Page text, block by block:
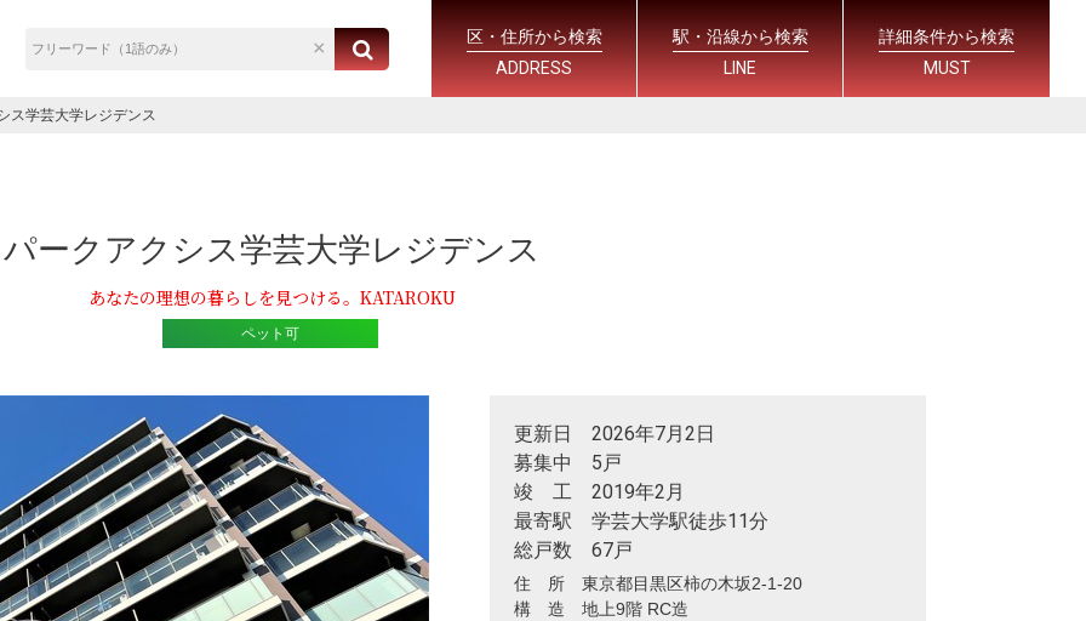
区・住所から検索
ADDRESS
駅・沿線から検索
LINE
詳細条件から検索
MUST
ス学芸大学レジデンス
パークアクシス学芸大学レジデンス
あなたの理想の暮らしを見つける。KATAROKU
ペット可
更新日 2026年7月2日
募集中 5戸
竣 工 2019年2月
最寄駅 学芸大学駅徒歩11分
総戸数 67戸
住 所 東京都目黒区柿の木坂2-1-20
構 造 地上9階 RC造